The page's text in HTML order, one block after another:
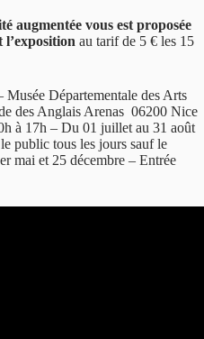
augmentée vous est proposée
au tarif de 5 € les 15
Départementale des Arts
des Anglais Arenas 06200 Nice
à 17h – Du 01 juillet au 31 août
public tous les jours sauf le
mai et 25 décembre – Entrée